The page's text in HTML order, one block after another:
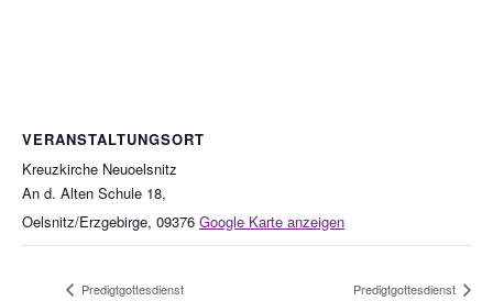
VERANSTALTUNGSORT
Kreuzkirche Neuoelsnitz
An d. Alten Schule 18,
Oelsnitz/Erzgebirge, 09376 Google Karte anzeigen
Predigtgottesdienst Predigtgottesdienst